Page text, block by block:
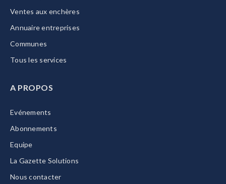
Ventes aux enchères
Annuaire entreprises
Communes
Tous les services
A PROPOS
Evénements
Abonnements
Equipe
La Gazette Solutions
Nous contacter